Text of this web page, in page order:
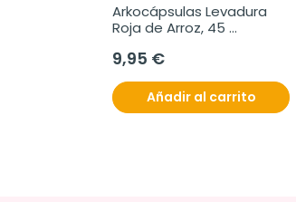
Arkocápsulas Levadura
Roja de Arroz, 45
9,95 €
Añadir al carrito